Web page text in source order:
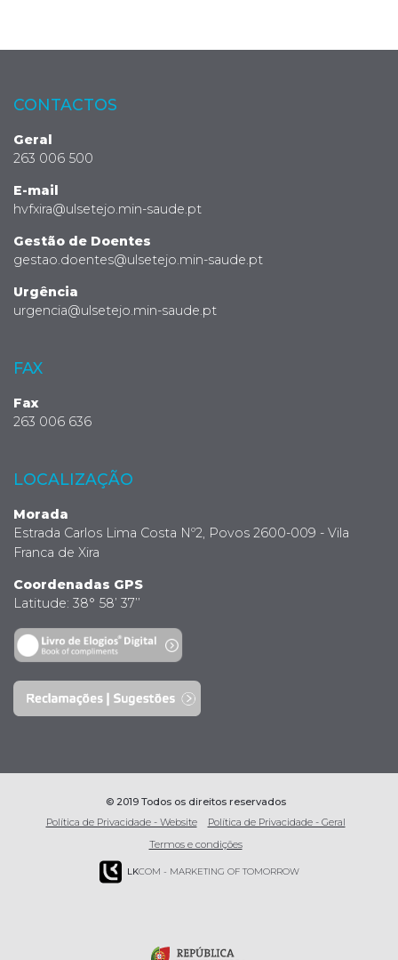
CONTACTOS
Geral
263 006 500
E-mail
hvfxira@ulsetejo.min-saude.pt
Gestão de Doentes
gestao.doentes@ulsetejo.min-saude.pt
Urgência
urgencia@ulsetejo.min-saude.pt
FAX
Fax
263 006 636
LOCALIZAÇÃO
Morada
Estrada Carlos Lima Costa Nº2, Povos 2600-009 - Vila
Franca de Xira
Coordenadas GPS
Latitude: 38° 58’ 37’’
© 2019 Todos os direitos reservados
Política de Privacidade - Website
Política de Privacidade - Geral
Termos e condições
LKCOM - MARKETING OF TOMORROW